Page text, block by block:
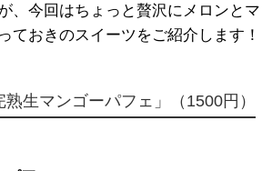
、今回はちょっと贅沢にメロンとマ
ておきのスイーツをご紹介します！
熟生マンゴーパフェ」（1500円）